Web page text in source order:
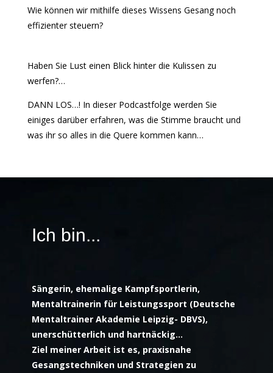
Wie können wir mithilfe dieses Wissens Gesang noch
effizienter steuern?
Haben Sie Lust einen Blick hinter die Kulissen zu
werfen?…
DANN LOS…! In dieser Podcastfolge werden Sie
einiges darüber erfahren, was die Stimme braucht und
was ihr so alles in die Quere kommen kann…
Ich bin...
Sängerin, ehemalige Kampfsportlerin,
Mentaltrainerinfür Leistungssport (Deutsche
Mentaltrainer Akademie Leipzig- DBVS),
unerschütterlich und hartnäckig…
Ziel meiner Arbeit ist es, praxisnahe
Gesangstechniken und Strategien zu